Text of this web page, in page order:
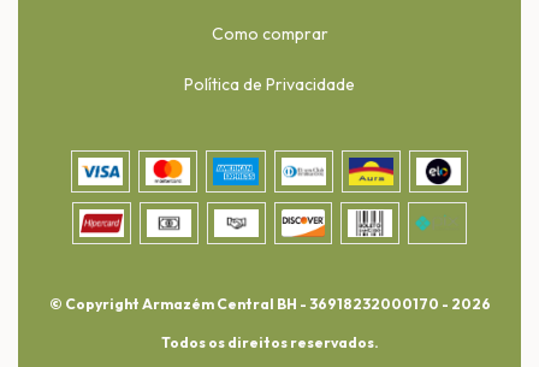
Como comprar
Política de Privacidade
© Copyright Armazém Central BH - 36918232000170 - 2026
Todos os direitos reservados.